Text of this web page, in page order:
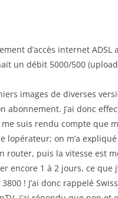
d’accès internet ADSL
un débit 5000/500
images de diverses
abonnement. J’ai donc
suis rendu compte que
lopérateur; on m’a
router, puis la vitesse est
encore 1 à 2 jours, ce
! J’ai donc rappelé